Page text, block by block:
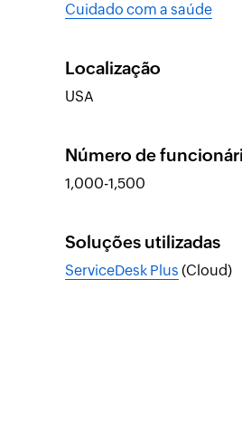
Cuidado com a saúde
Localização
USA
Número de
1,000-1,500
Soluções utilizadas
ServiceDesk Plus (Cloud)